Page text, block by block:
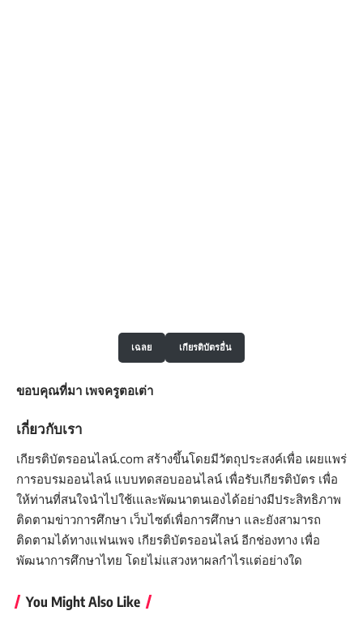
เฉลย เกียรติบัตรอื่น
ขอบคุณที่มา เพจครูตอเต่า
เกี่ยวกับเรา
เกียรติบัตรออนไลน์.com สร้างขึ้นโดยมีวัตถุประสงค์เพื่อ เผยแพร่
การอบรมออนไลน์ แบบทดสอบออนไลน์ เพื่อรับเกียรติบัตร เพื่อ
ให้ท่านที่สนใจนำไปใช้เและพัฒนาตนเองได้อย่างมีประสิทธิภาพ
ติดตามข่าวการศึกษา เว็บไซต์เพื่อการศึกษา และยังสามารถ
ติดตามได้ทางแฟนเพจ เกียรติบัตรออนไลน์ อีกช่องทาง เพื่อ
พัฒนาการศึกษาไทย โดยไม่แสวงหาผลกำไรแต่อย่างใด
You Might Also Like